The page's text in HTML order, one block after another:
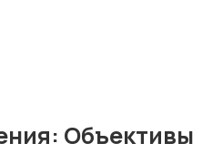
Объективы